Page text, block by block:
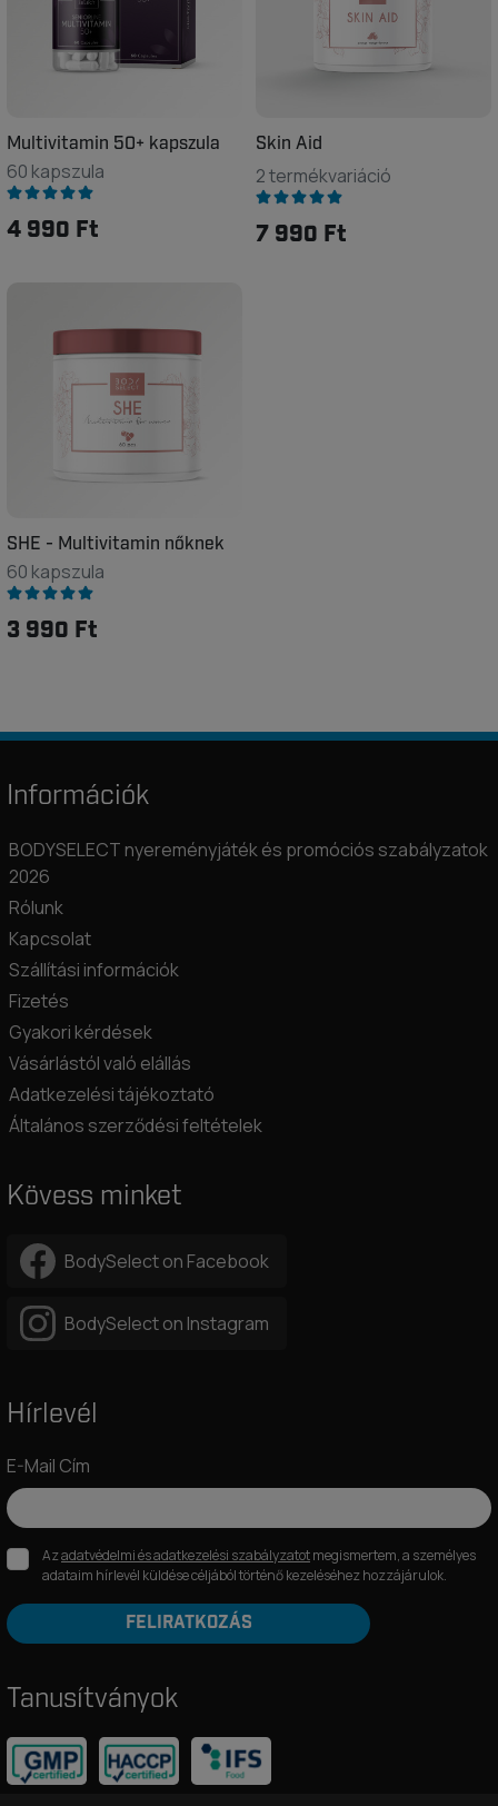
Multivitamin 50+ kapszula
60 kapszula
4 990 Ft
Skin Aid
2 termékvariáció
7 990 Ft
SHE - Multivitamin nőknek
60 kapszula
3 990 Ft
Információk
BODYSELECT nyereményjáték és promóciós szabályzatok
2026
Rólunk
Kapcsolat
Szállítási információk
Fizetés
Gyakori kérdések
Vásárlástól való elállás
Adatkezelési tájékoztató
Általános szerződési feltételek
Kövess minket
BodySelect on Facebook
BodySelect on Instagram
Hírlevél
E-Mail Cím
Azadatvédelmi és adatkezelési szabályzatotmegismertem, a személyes
adataim hírlevél küldése céljából történő kezeléséhez hozzájárulok.
FELIRATKOZÁS
Tanusítványok